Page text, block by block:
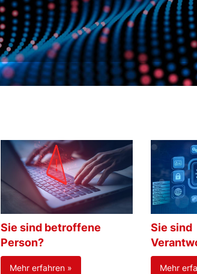
Sie sind betroffene
Person?
Mehr erfahren »
Sie sind
Mehr